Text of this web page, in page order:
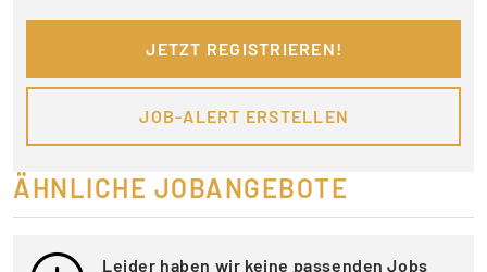
JETZT REGISTRIEREN!
JOB-ALERT ERSTELLEN
ÄHNLICHE JOBANGEBOTE
Leider haben wir keine passenden Jobs